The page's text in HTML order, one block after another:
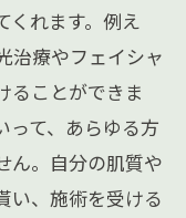
くれます。例え
治療やフェイシャ
ることができま
って、あらゆる方
ん。自分の肌質や
い、施術を受ける